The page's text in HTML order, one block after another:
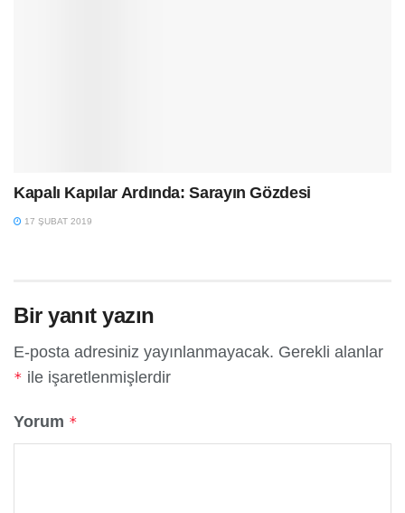
Kapalı Kapılar Ardında: Sarayın Gözdesi
17 ŞUBAT 2019
Bir yanıt yazın
E-posta adresiniz yayınlanmayacak. Gerekli alanlar
* ile işaretlenmişlerdir
Yorum *